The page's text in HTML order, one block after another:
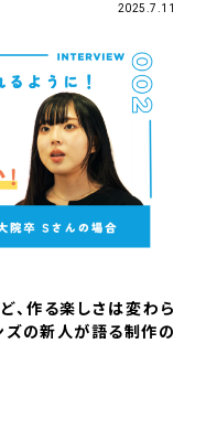
2025.7.11
、作る楽しさは変わら
ズの新人が語る制作の